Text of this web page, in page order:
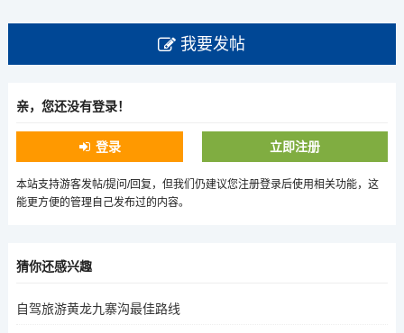
我要发帖
亲，您还没有登录！
登录 立即注册
本站支持游客发帖/提问/回复，但我们仍建议您注册登录后使用相关功能，这
能更方便的管理自己发布过的内容。
猜你还感兴趣
自驾旅游黄龙九寨沟最佳路线